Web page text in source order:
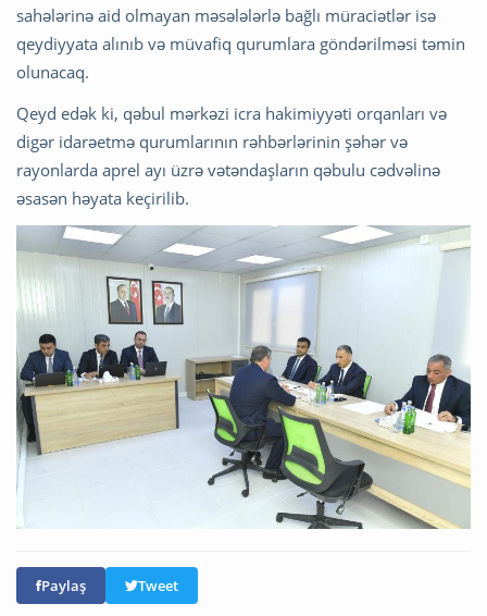
sahələrinə aid olmayan məsələlərlə bağlı müraciətlər isə
qeydiyyata alınıb və müvafiq qurumlara göndərilməsi təmin
olunacaq.
Qeyd edək ki, qəbul mərkəzi icra hakimiyyəti orqanları və
digər idarəetmə qurumlarının rəhbərlərinin şəhər və
rayonlarda aprel ayı üzrə vətəndaşların qəbulu cədvəlinə
əsasən həyata keçirilib.
Paylaş Tweet